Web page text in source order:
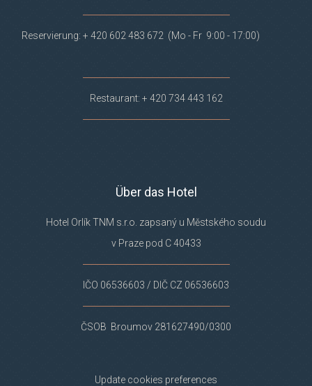
Reservierung: + 420 602 483 672 (Mo - Fr 9:00 - 17:00)
Restaurant: + 420 734 443 162
Über das Hotel
Hotel Orlík TNM s.r.o. zapsaný u Městského soudu
v Praze pod C 40433
IČO 06536603 / DIČ CZ 06536603
ČSOB Broumov 281627490/0300
Update cookies preferences